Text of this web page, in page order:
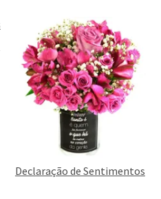
Declaração de Sentimentos